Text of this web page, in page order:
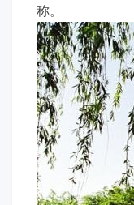
称。